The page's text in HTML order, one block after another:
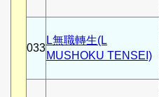
033
L無職轉生(L
MUSHOKU TENSEI)